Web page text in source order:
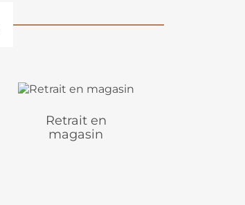
Retrait en
magasin